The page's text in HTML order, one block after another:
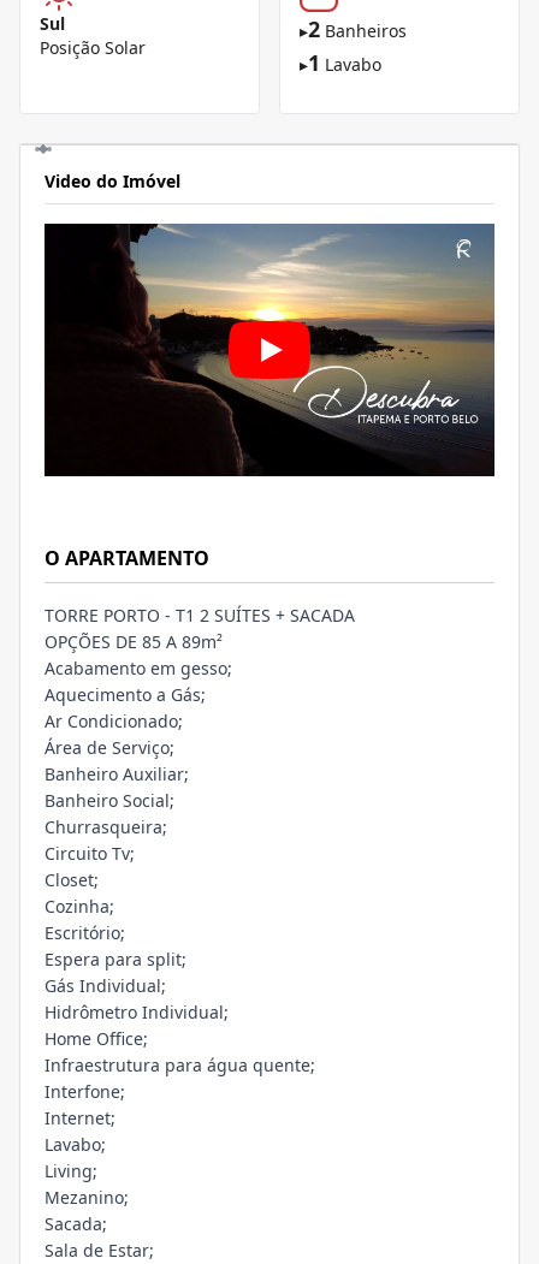
Sul
Posição Solar
▸2 Banheiros
▸1 Lavabo
Video do Imóvel
O APARTAMENTO
TORRE PORTO - T1 2 SUÍTES + SACADA
OPÇÕES DE 85 A 89m²
Acabamento em gesso;
Aquecimento a Gás;
Ar Condicionado;
Área de Serviço;
Banheiro Auxiliar;
Banheiro Social;
Churrasqueira;
Circuito Tv;
Closet;
Cozinha;
Escritório;
Espera para split;
Gás Individual;
Hidrômetro Individual;
Home Office;
Infraestrutura para água quente;
Interfone;
Internet;
Lavabo;
Living;
Mezanino;
Sacada;
Sala de Estar;